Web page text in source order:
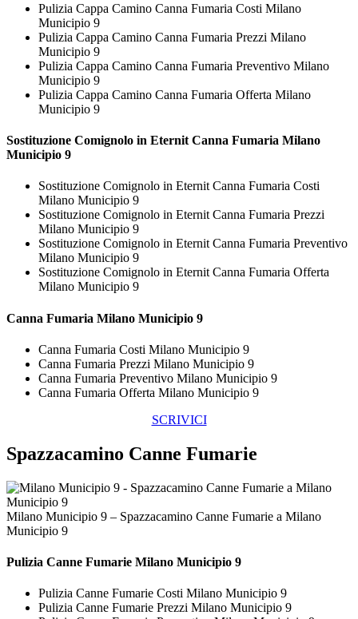
Pulizia Cappa Camino Canna Fumaria Costi Milano
Municipio 9
Pulizia Cappa Camino Canna Fumaria Prezzi Milano
Municipio 9
Pulizia Cappa Camino Canna Fumaria Preventivo Milano
Municipio 9
Pulizia Cappa Camino Canna Fumaria Offerta Milano
Municipio 9
Sostituzione Comignolo in Eternit Canna Fumaria Milano
Municipio 9
Sostituzione Comignolo in Eternit Canna Fumaria Costi
Milano Municipio 9
Sostituzione Comignolo in Eternit Canna Fumaria Prezzi
Milano Municipio 9
Sostituzione Comignolo in Eternit Canna Fumaria Preventivo
Milano Municipio 9
Sostituzione Comignolo in Eternit Canna Fumaria Offerta
Milano Municipio 9
Canna Fumaria Milano Municipio 9
Canna Fumaria Costi Milano Municipio 9
Canna Fumaria Prezzi Milano Municipio 9
Canna Fumaria Preventivo Milano Municipio 9
Canna Fumaria Offerta Milano Municipio 9
SCRIVICI
Spazzacamino Canne Fumarie
Milano Municipio 9 – Spazzacamino Canne Fumarie a Milano
Municipio 9
Pulizia Canne Fumarie Milano Municipio 9
Pulizia Canne Fumarie Costi Milano Municipio 9
Pulizia Canne Fumarie Prezzi Milano Municipio 9